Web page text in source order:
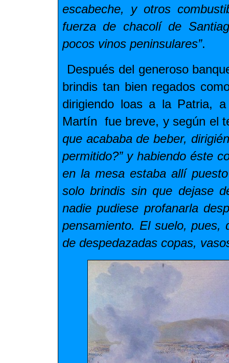
escabeche, y otros
fuerza de chacolí de
pocos vinos peninsulares”.
Después del generoso
brindis tan bien regados
dirigiendo loas a la Patria,
Martín fue breve, y según el
que acababa de beber,
permitido?” y habiendo éste
en la mesa estaba allí
solo brindis sin que dejase
nadie pudiese profanarla
pensamiento. El suelo, pues,
de despedazadas copas,